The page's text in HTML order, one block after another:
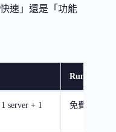
速」還是「功能
RunCloud
server + 1
免費方案可